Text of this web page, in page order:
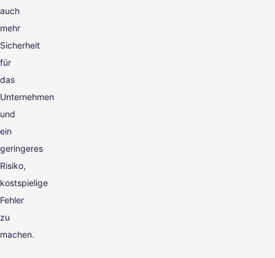
auch
mehr
Sicherheit
für
das
Unternehmen
und
ein
geringeres
Risiko,
kostspielige
Fehler
zu
machen.